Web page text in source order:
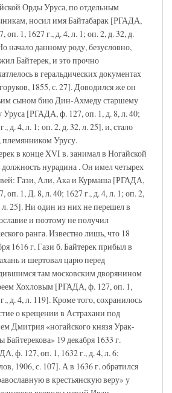
Орды Уруса, по отдельным
носил имя Байтабарак [РГАДА,
оп. 1, 1627 г., д. 4, л. 1; оп. 2, д. 32, д.
начало данному роду, безусловно,
Байтерек, и это прочно
в геральдических документах
1855, с. 27]. Доводился же он
сыном бию Дин-Ахмеду старшему
Уруса [РГАДА, ф. 127, оп. 1, д. 8, л. 40;
д. 4, л. 1; оп. 2, д. 32, л. 25], и, стало
племянником Урусу.
в конце XVI в. занимал в Ногайской
нурадина . Он имел четырех
Гази, Али, Ака и Курмаша [РГАДА,
оп. 1, Д. 8, л. 40; 1627 г., д. 4, л. 1; оп. 2,
л. 25]. Ни один из них не перешел в
и поэтому не получил
ранга. Известно лишь, что 18
1616 г. Гази б. Байтерек прибыл в
и шертовал царю перед
там московским дворянином
Хохловым [РГАДА, ф. 127, оп. 1,
д. 4, л. 119]. Кроме того, сохранилось
о крещении в Астрахани под
Дмитрия «ногайского князя Урак-
Байтерекова» 19 декабря 1633 г.
ф. 127, оп. 1, 1632 г., д. 4, л. 6;
1906, с. 107]. А в 1636 г. обратился
в крестьянскую веру» у